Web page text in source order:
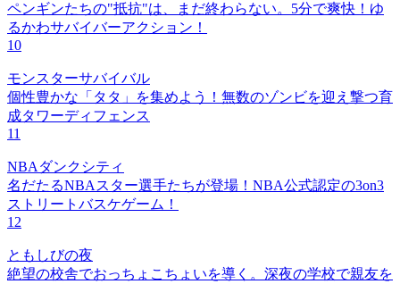
ペンギンたちの"抵抗"は、まだ終わらない。5分で爽快！ゆ
るかわサバイバーアクション！
10
モンスターサバイバル
個性豊かな「タタ」を集めよう！無数のゾンビを迎え撃つ育
成タワーディフェンス
11
NBAダンクシティ
名だたるNBAスター選手たちが登場！NBA公式認定の3on3
ストリートバスケゲーム！
12
ともしびの夜
絶望の校舎でおっちょこちょいを導く。深夜の学校で親友を